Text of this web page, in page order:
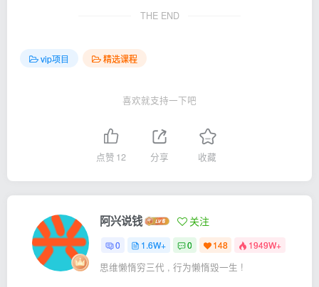
THE END
vip项目 精选课程
喜欢就支持一下吧
点赞 12 分享 收藏
阿兴说钱 关注
0 1.6W+ 0 148 1949W+
思维懒惰穷三代 , 行为懒惰毁一生 !